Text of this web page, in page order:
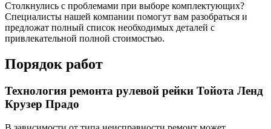
Столкнулись с проблемами при выборе комплектующих?
Специалисты нашей компании помогут вам разобраться и
предложат полный список необходимых деталей с
привлекательной полной стоимостью.
Порядок работ
Технология ремонта рулевой рейки Тойота Ленд
Крузер Прадо